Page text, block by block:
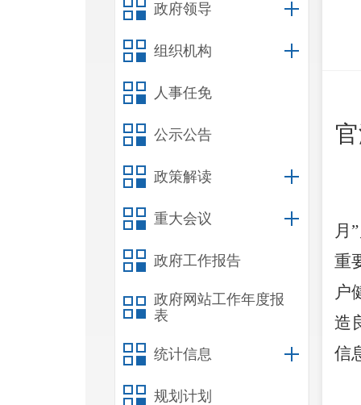
政府领导
组织机构
人事任免
公示公告
政策解读
重大会议
政府工作报告
政府网站工作年度报
表
统计信息
规划计划
月
重
户
造
信